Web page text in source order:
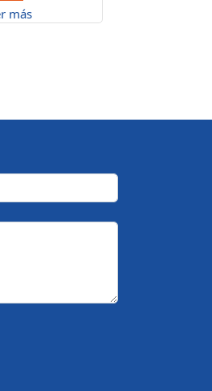
más